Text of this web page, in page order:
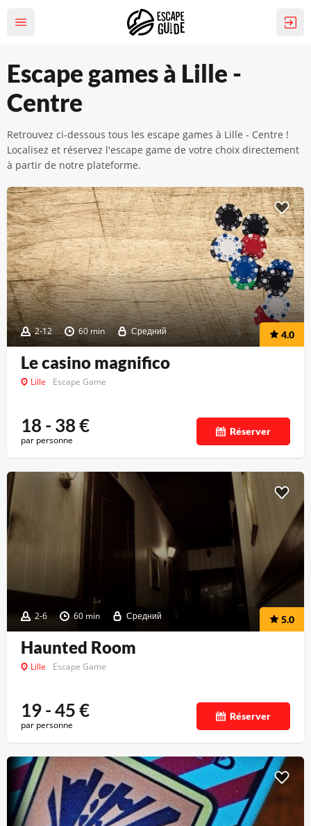
Escape games à Lille -
Centre
Retrouvez ci-dessous tous les escape games à Lille - Centre !
Localisez et réservez l'escape game de votre choix directement
à partir de notre plateforme.
2-12 60 min Средний 4.0
Le casino magnifico
Lille Escape Game
18 - 38€
par personne
Réserver
2-6 60 min Средний 5.0
Haunted Room
Lille Escape Game
19 - 45€
par personne
Réserver